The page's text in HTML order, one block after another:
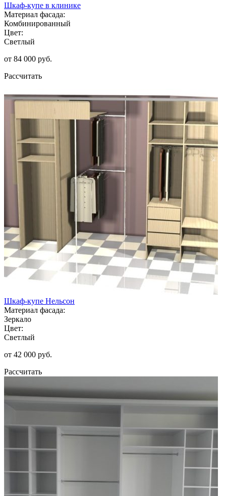
Шкаф-купе в клинике
Материал фасада:
Комбинированный
Цвет:
Светлый
от 84 000 руб.
Рассчитать
Шкаф-купе Нельсон
Материал фасада:
Зеркало
Цвет:
Светлый
от 42 000 руб.
Рассчитать